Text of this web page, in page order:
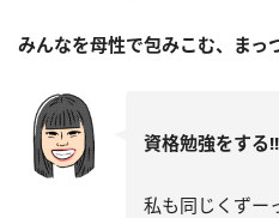
みんなを母性で包みこむ、まっ
資格勉強をする!!
私も同じくずー